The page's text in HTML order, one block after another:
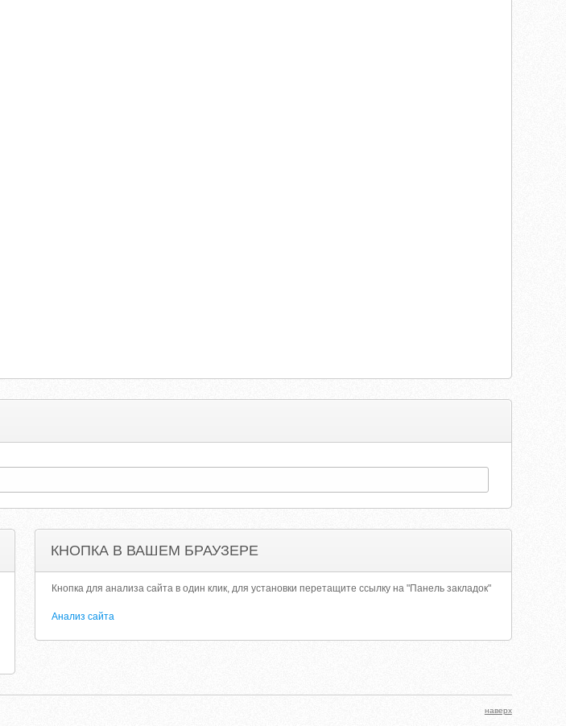
КНОПКА В ВАШЕМ БРАУЗЕРЕ
Кнопка для анализа сайта в один клик, для установки перетащите ссылку на "Панель закладок"
Анализ сайта
наверх